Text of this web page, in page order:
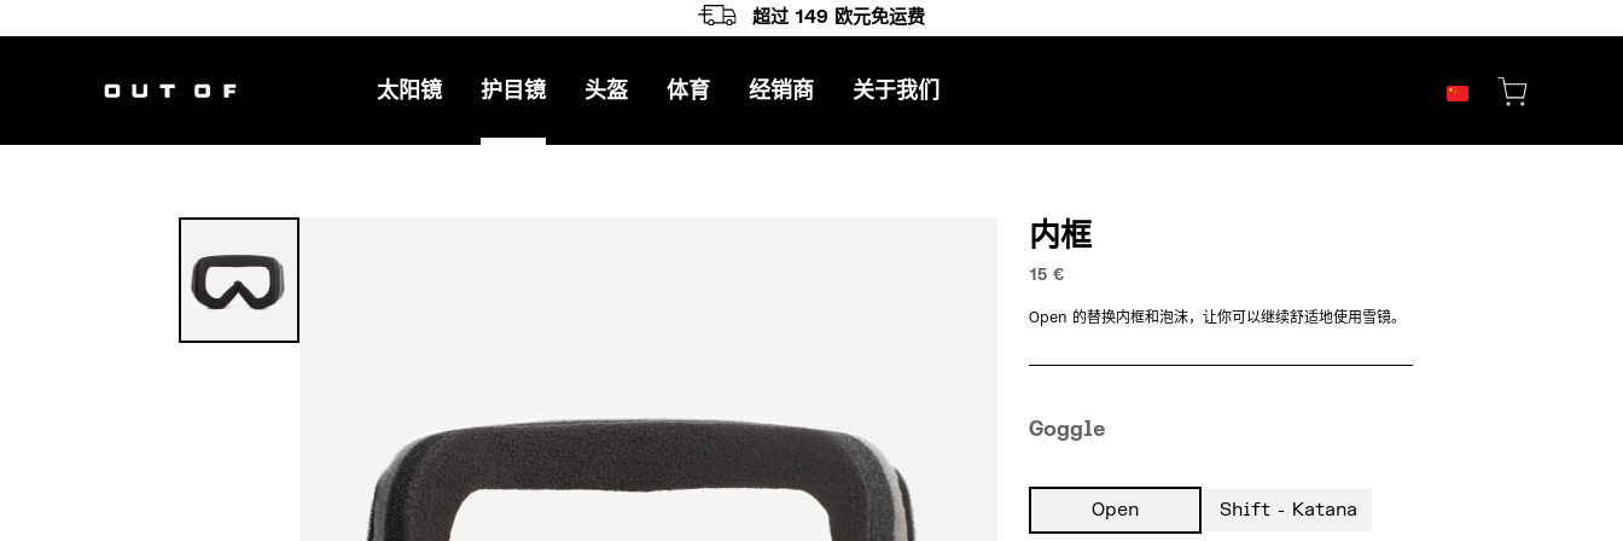
超过 149 欧元免运费
主导航
太阳镜 护目镜 头盔 体育 经销商 关于我们
内框
15 €
Open 的替换内框和泡沫，让你可以继续舒适地使用雪镜。
Goggle
Open Shift - Katana